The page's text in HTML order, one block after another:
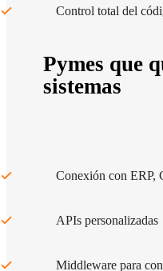
Control total del
Pymes que
sistemas
Conexión con ERP,
APIs personalizadas
Middleware para